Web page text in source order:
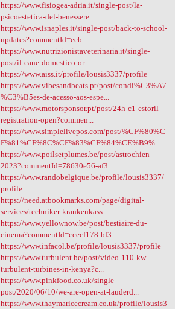
https://www.fisiogea-adria.it/single-post/la-
psicoestetica-del-benessere...
https://www.isnaples.it/single-post/back-to-school-
updates?commentId=eeb...
https://www.nutrizionistaveterinaria.it/single-
post/il-cane-domestico-or...
https://www.aiss.it/profile/lousis3337/profile
https://www.vibesandbeats.pt/post/condi%C3%A7
%C3%B5es-de-acesso-aos-espe...
https://www.motorsponsor.pt/post/24h-c1-estoril-
registration-open?commen...
https://www.simplelivepos.com/post/%CF%80%C
F%81%CF%8C%CF%83%CF%84%CE%B9%...
https://www.poilsetplumes.be/post/astrochien-
2023?commentId=78630e56-af3...
https://www.randobelgique.be/profile/lousis3337/
profile
https://need.atbookmarks.com/page/digital-
services/techniker-krankenkass...
https://www.yellownow.be/post/bestiaire-du-
cinema?commentId=ccecf178-bf3...
https://www.infacol.be/profile/lousis3337/profile
https://www.turbulent.be/post/video-110-kw-
turbulent-turbines-in-kenya?c...
https://www.pinkfood.co.uk/single-
post/2020/06/10/we-are-open-at-lauderd...
https://www.thaymaricecream.co.uk/profile/lousis3